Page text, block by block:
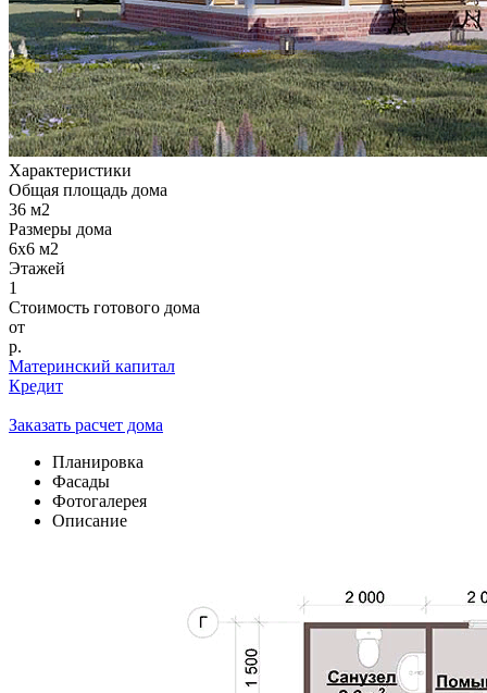
Характеристики
Общая площадь дома
36 м2
Размеры дома
6х6 м2
Этажей
1
Стоимость готового дома
от
р.
Материнский капитал
Кредит
Заказать расчет дома
Планировка
Фасады
Фотогалерея
Описание